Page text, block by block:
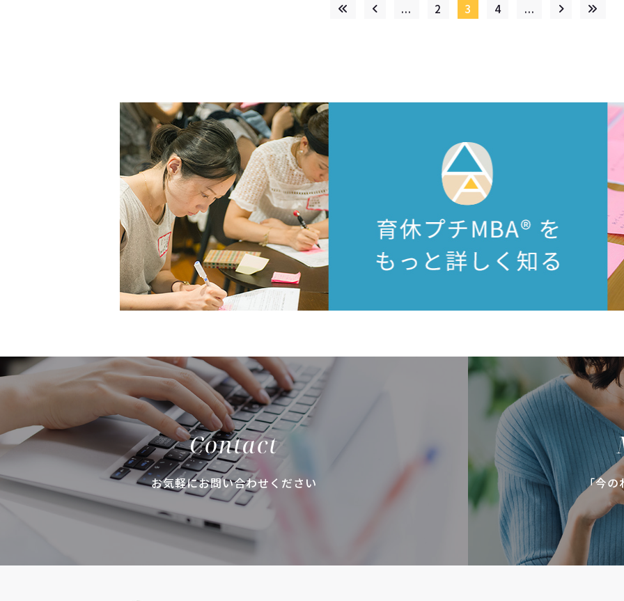
... 2 3 4 ...
Contact
お気軽にお問い合わせください 「今の